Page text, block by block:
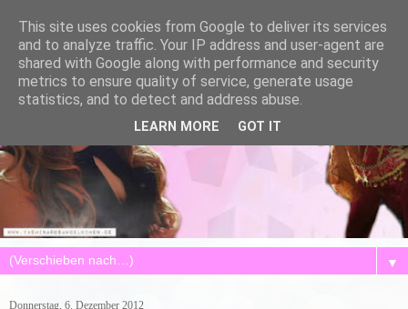
▼
Donnerstag, 6. Dezember 2012
This site uses cookies from Google to deliver its services
and to analyze traffic. Your IP address and user-agent are
shared with Google along with performance and security
metrics to ensure quality of service, generate usage
statistics, and to detect and address abuse.
LEARN MORE GOT IT